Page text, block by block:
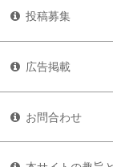
投稿募集
広告掲載
お問合わせ